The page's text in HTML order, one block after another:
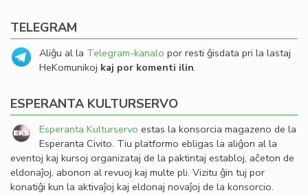
TELEGRAM
Aliĝu al la Telegram-kanalo por resti ĝisdata pri la lastaj
HeKomunikoj kaj por komenti ilin.
ESPERANTA KULTURSERVO
Esperanta Kulturservo estas la konsorcia magazeno de la
Esperanta Civito. Tiu platformo ebligas la aliĝon al la
eventoj kaj kursoj organizataj de la paktintaj establoj, aĉeton de
eldonaĵoj, abonon al revuoj kaj multe pli. Vizitu ĝin tuj por
konatiĝi kun la aktivaĵoj kaj eldonaj novaĵoj de la konsorcio.